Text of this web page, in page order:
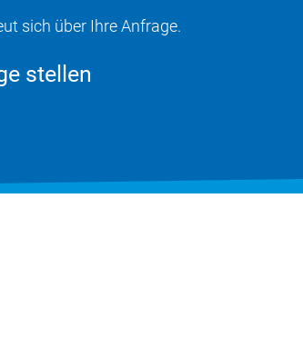
sich über Ihre Anfrage.
stellen